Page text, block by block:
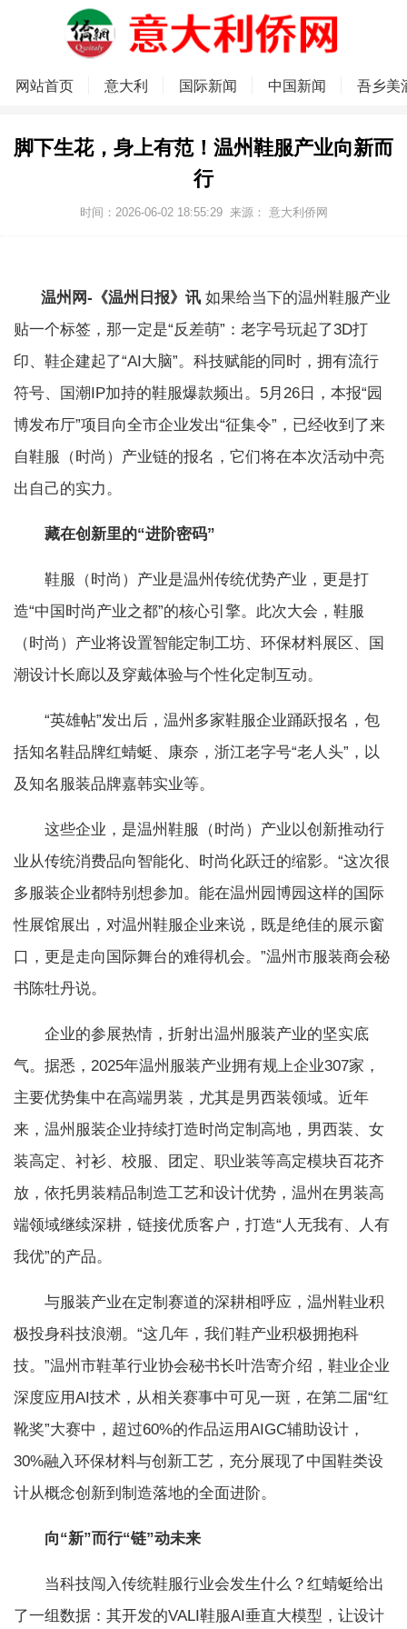
网站首页 意大利 国际新闻 中国新闻 吾乡美
脚下生花，身上有范！温州鞋服产业向新而
行
时间：2026-06-02 18:55:29 来源： 意大利侨网
温州网-《温州日报》讯 如果给当下的温州鞋服产业
贴一个标签，那一定是“反差萌”：老字号玩起了3D打
印、鞋企建起了“AI大脑”。科技赋能的同时，拥有流行
符号、国潮IP加持的鞋服爆款频出。5月26日，本报“园
博发布厅”项目向全市企业发出“征集令”，已经收到了来
自鞋服（时尚）产业链的报名，它们将在本次活动中亮
出自己的实力。
藏在创新里的“进阶密码”
鞋服（时尚）产业是温州传统优势产业，更是打
造“中国时尚产业之都”的核心引擎。此次大会，鞋服
（时尚）产业将设置智能定制工坊、环保材料展区、国
潮设计长廊以及穿戴体验与个性化定制互动。
“英雄帖”发出后，温州多家鞋服企业踊跃报名，包
括知名鞋品牌红蜻蜓、康奈，浙江老字号“老人头”，以
及知名服装品牌嘉韩实业等。
这些企业，是温州鞋服（时尚）产业以创新推动行
业从传统消费品向智能化、时尚化跃迁的缩影。“这次很
多服装企业都特别想参加。能在温州园博园这样的国际
性展馆展出，对温州鞋服企业来说，既是绝佳的展示窗
口，更是走向国际舞台的难得机会。”温州市服装商会秘
书陈牡丹说。
企业的参展热情，折射出温州服装产业的坚实底
气。据悉，2025年温州服装产业拥有规上企业307家，
主要优势集中在高端男装，尤其是男西装领域。近年
来，温州服装企业持续打造时尚定制高地，男西装、女
装高定、衬衫、校服、团定、职业装等高定模块百花齐
放，依托男装精品制造工艺和设计优势，温州在男装高
端领域继续深耕，链接优质客户，打造“人无我有、人有
我优”的产品。
与服装产业在定制赛道的深耕相呼应，温州鞋业积
极投身科技浪潮。“这几年，我们鞋产业积极拥抱科
技。”温州市鞋革行业协会秘书长叶浩寄介绍，鞋业企业
深度应用AI技术，从相关赛事中可见一斑，在第二届“红
靴奖”大赛中，超过60%的作品运用AIGC辅助设计，
30%融入环保材料与创新工艺，充分展现了中国鞋类设
计从概念创新到制造落地的全面进阶。
向“新”而行“链”动未来
当科技闯入传统鞋服行业会发生什么？红蜻蜓给出
了一组数据：其开发的VALI鞋服AI垂直大模型，让设计